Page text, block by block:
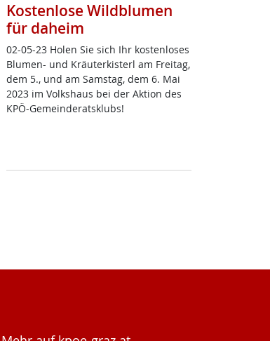
Kostenlose Wildblumen
für daheim
02-05-23 Ho­len Sie sich Ihr kos­ten­lo­ses
Blu­men- und Kräu­ter­kis­terl am Frei­tag,
dem 5., und am Sams­tag, dem 6. Mai
2023 im Volks­haus bei der Ak­ti­on des
KPÖ-Ge­mein­de­rats­klubs!